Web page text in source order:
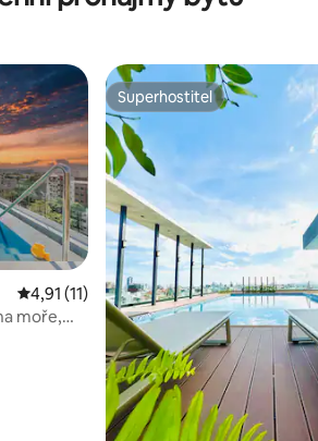
Průměrné hodnocení 4,91 z 5, 11
4,91 (11)
moře,
Superhostitel
Superhostitel